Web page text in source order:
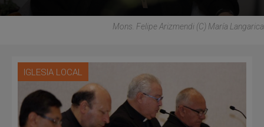
Mons. Felipe Arizmendi (C) María Langarica
IGLESIA LOCAL